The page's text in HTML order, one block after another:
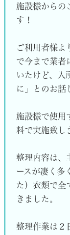
施設様からの
す！
ご利用者様よ
で今まで業者
いたけど、入
に」とのお話
施設様で使用
料で実施致し
整理内容は、
ースが凄く多
た）衣類で全
きました。
整理作業は２